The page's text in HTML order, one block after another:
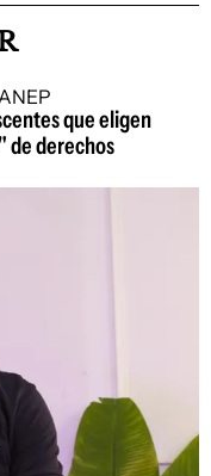
que eligen
de derechos